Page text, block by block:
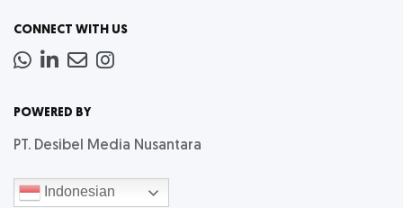
CONNECT WITH US
Whatsapp
LinkedIn
NewsInstagram
POWERED BY
PT. Desibel Media Nusantara
Indonesian